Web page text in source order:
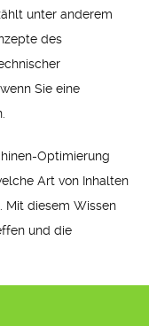
unter anderem
des
Sie eine
Optimierung
Art von Inhalten
Mit diesem Wissen
und die